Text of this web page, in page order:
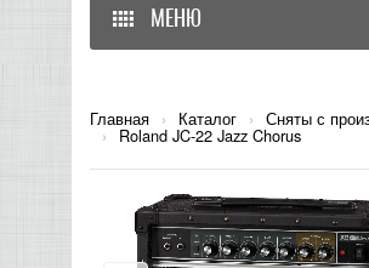
МЕНЮ
ЗВУКОВОЕ ОБОРУДОВАНИЕ
МИКШЕРЫ АНАЛОГОВЫЕ
СВЕТОВОЕ ОБОРУДОВАНИЕ
Главная › Каталог › Сняты с
› Roland JC-22 Jazz Chorus